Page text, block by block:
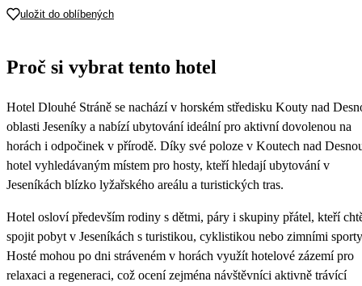
17
24 25 26 27
31
uložit do oblíbených
Proč si vybrat tento hotel
Hotel Dlouhé Stráně se nachází v horském středisku Kouty nad
oblasti Jeseníky a nabízí ubytování ideální pro aktivní dovolenou na
horách i odpočinek v přírodě. Díky své poloze v Koutech nad
hotel vyhledávaným místem pro hosty, kteří hledají ubytování v
Jeseníkách blízko lyžařského areálu a turistických tras.
Hotel osloví především rodiny s dětmi, páry i skupiny přátel, kteří
spojit pobyt v Jeseníkách s turistikou, cyklistikou nebo zimními
Hosté mohou po dni stráveném v horách využít hotelové zázemí pro
relaxaci a regeneraci, což ocení zejména návštěvníci aktivně trávící